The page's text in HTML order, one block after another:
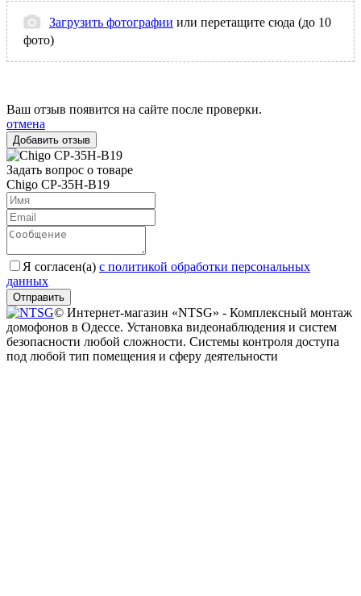
Загрузить фотографии или перетащите сюда (до 10
фото)
Ваш отзыв появится на сайте после проверки.
отмена
Задать вопрос о товаре
Chigo CP-35H-B19
Я согласен(a) с политикой обработки персональных
данных
Отправить
© Интернет-магазин «NTSG» - Комплексный монтаж
домофонов в Одессе. Установка видеонаблюдения и систем
безопасности любой сложности. Системы контроля доступа
под любой тип помещения и сферу деятельности